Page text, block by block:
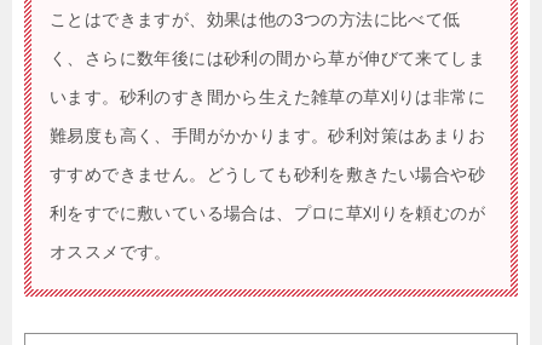
ことはできますが、効果は他の3つの方法に比べて低
く、さらに数年後には砂利の間から草が伸びて来てしま
います。砂利のすき間から生えた雑草の草刈りは非常に
難易度も高く、手間がかかります。砂利対策はあまりお
すすめできません。どうしても砂利を敷きたい場合や砂
利をすでに敷いている場合は、プロに草刈りを頼むのが
オススメです。